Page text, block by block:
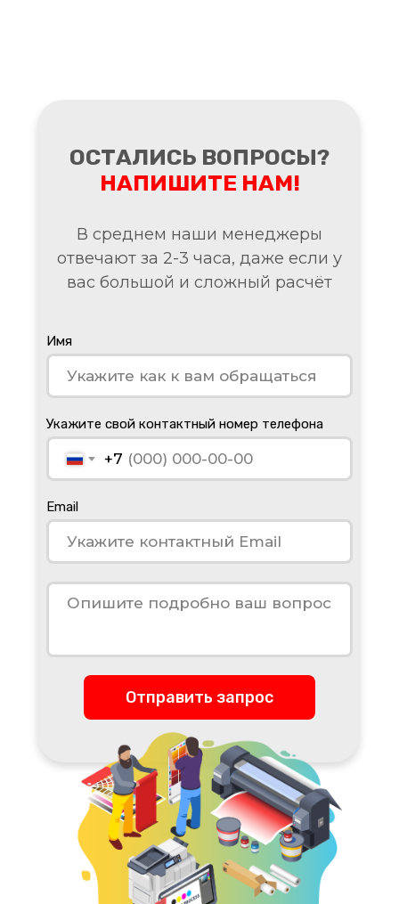
В среднем наши менеджеры
отвечают за 2-3 часа, даже если у
вас большой и сложный расчёт
ОСТАЛИСЬ ВОПРОСЫ?
НАПИШИТЕ НАМ!
Имя
Укажите свой контактный номер телефона
+7
Email
Отправить запрос